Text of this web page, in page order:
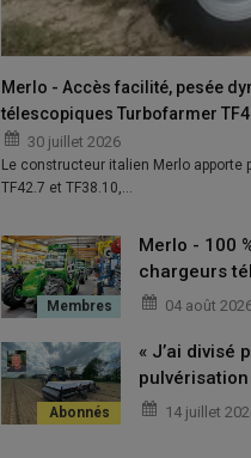
Merlo - Accès facilité, pesée
télescopiques Turbofarmer
30 juillet 2026
Le constructeur italien Merlo apporte
TF42.7 et TF38.10,…
Merlo - 100
chargeurs
04 août
« J’ai divisé
14 juillet